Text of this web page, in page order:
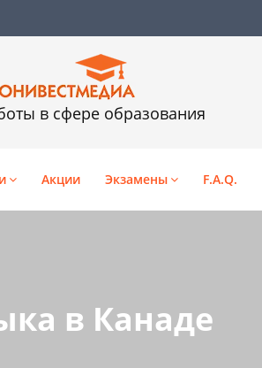
в сфере образования
Акции Экзамены F.A.Q.
в Канаде